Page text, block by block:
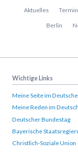
Navigation
Aktuelles
Berlin
Wichtige Links
Meine Seite im
Meine Reden im
Deutscher Bundestag
Bayerische
Christlich-Soziale Union